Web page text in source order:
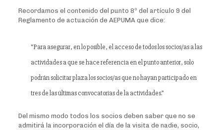
Recordamos el contenido del punto 8º del artículo 9 del
Reglamento de actuación de AEPUMA que dice:
“Para asegurar, en lo posible, el acceso de todos los socios/as a las
actividades a que se hace referencia en el punto anterior, solo
podrán solicitar plaza los socios/as que no hayan participado en
tres de las últimas convocatorias de la actividades.”
Del mismo modo todos los socios deben saber que no se
admitirá la incorporación el día de la visita de nadie, socio,